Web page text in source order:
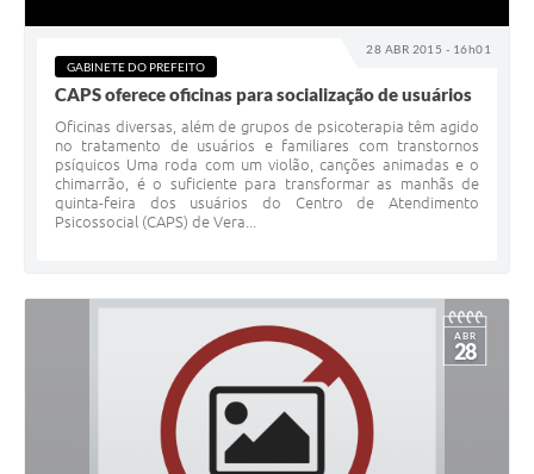
28 ABR 2015 - 16h01
GABINETE DO PREFEITO
CAPS oferece oficinas para socialização de usuários
Oficinas diversas, além de grupos de psicoterapia têm agido
no tratamento de usuários e familiares com transtornos
psíquicos Uma roda com um violão, canções animadas e o
chimarrão, é o suficiente para transformar as manhãs de
quinta-feira dos usuários do Centro de Atendimento
Psicossocial (CAPS) de Vera...
ABR
28